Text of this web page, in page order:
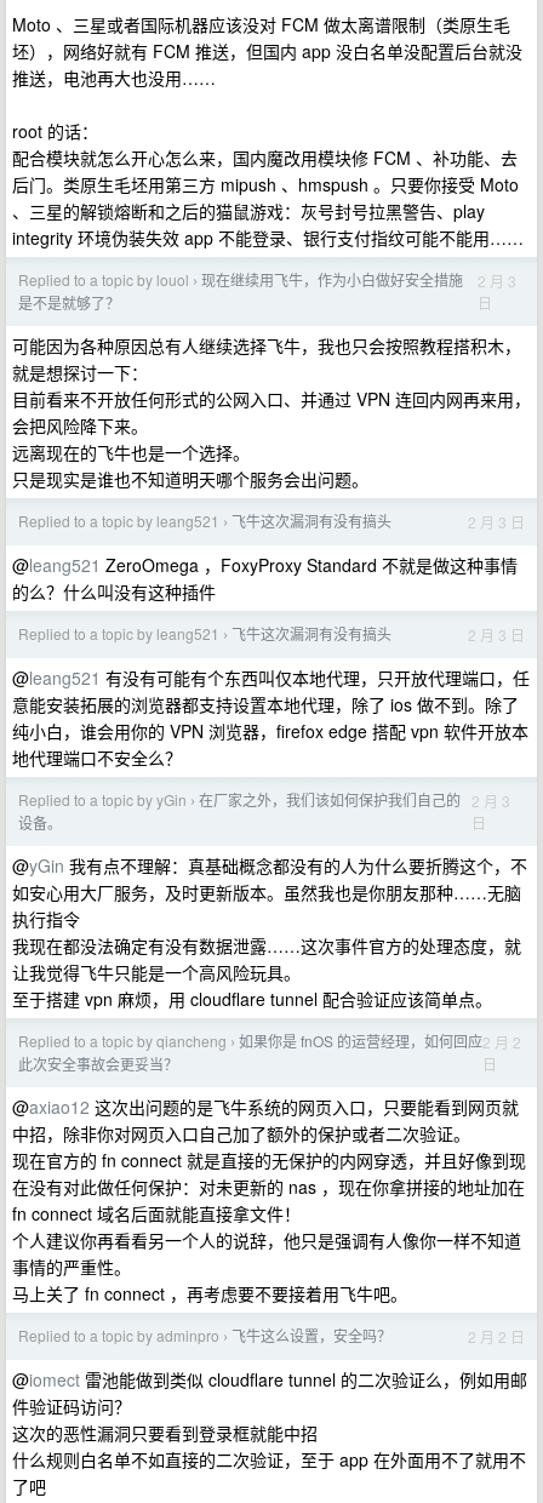
Moto 、三星或者国际机器应该没对 FCM 做太离谱限制（类原生毛
坯），网络好就有 FCM 推送，但国内 app 没白名单没配置后台就没
推送，电池再大也没用……
root 的话：
配合模块就怎么开心怎么来，国内魔改用模块修 FCM 、补功能、去
后门。类原生毛坯用第三方 mipush 、hmspush 。只要你接受 Moto
、三星的解锁熔断和之后的猫鼠游戏：灰号封号拉黑警告、play
integrity 环境伪装失效 app 不能登录、银行支付指纹可能不能用……
Replied to a topic by louol › 现在继续用飞牛，作为小白做好安全措施
是不是就够了？
2 月 3
日
可能因为各种原因总有人继续选择飞牛，我也只会按照教程搭积木，
就是想探讨一下：
目前看来不开放任何形式的公网入口、并通过 VPN 连回内网再来用，
会把风险降下来。
远离现在的飞牛也是一个选择。
只是现实是谁也不知道明天哪个服务会出问题。
Replied to a topic by leang521 › 飞牛这次漏洞有没有搞头 2 月 3 日
@leang521 ZeroOmega ，FoxyProxy Standard 不就是做这种事情
的么？什么叫没有这种插件
Replied to a topic by leang521 › 飞牛这次漏洞有没有搞头 2 月 3 日
@leang521 有没有可能有个东西叫仅本地代理，只开放代理端口，任
意能安装拓展的浏览器都支持设置本地代理，除了 ios 做不到。除了
纯小白，谁会用你的 VPN 浏览器，firefox edge 搭配 vpn 软件开放本
地代理端口不安全么？
Replied to a topic by yGin › 在厂家之外，我们该如何保护我们自己的
设备。
2 月 3
日
@yGin 我有点不理解：真基础概念都没有的人为什么要折腾这个，不
如安心用大厂服务，及时更新版本。虽然我也是你朋友那种……无脑
执行指令
我现在都没法确定有没有数据泄露……这次事件官方的处理态度，就
让我觉得飞牛只能是一个高风险玩具。
至于搭建 vpn 麻烦，用 cloudflare tunnel 配合验证应该简单点。
Replied to a topic by qiancheng › 如果你是 fnOS 的运营经理，如何回应
此次安全事故会更妥当？
2 月 2
日
@axiao12 这次出问题的是飞牛系统的网页入口，只要能看到网页就
中招，除非你对网页入口自己加了额外的保护或者二次验证。
现在官方的 fn connect 就是直接的无保护的内网穿透，并且好像到现
在没有对此做任何保护：对未更新的 nas ，现在你拿拼接的地址加在
fn connect 域名后面就能直接拿文件！
个人建议你再看看另一个人的说辞，他只是强调有人像你一样不知道
事情的严重性。
马上关了 fn connect ，再考虑要不要接着用飞牛吧。
Replied to a topic by adminpro › 飞牛这么设置，安全吗？ 2 月 2 日
@iomect 雷池能做到类似 cloudflare tunnel 的二次验证么，例如用邮
件验证码访问？
这次的恶性漏洞只要看到登录框就能中招
什么规则白名单不如直接的二次验证，至于 app 在外面用不了就用不
了吧